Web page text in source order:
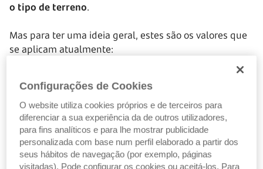
o tipo de terreno.
Mas para ter uma ideia geral, estes são os valores que
se aplicam atualmente:
praticada na construção tradicional, em betão e
alvenaria
Entre 850 e 1000 euros por m²: no caso das
chamadas casas low-cost ou construções mais
simples
Cerca de 1000 euros/m²: é o valor médio de
Configurações de Cookies
O website utiliza cookies próprios e de terceiros para
diferenciar a sua experiência da de outros utilizadores,
para fins analíticos e para lhe mostrar publicidade
personalizada com base num perfil elaborado a partir dos
seus hábitos de navegação (por exemplo, páginas
visitadas). Pode configurar os cookies ou aceitá-los. Para